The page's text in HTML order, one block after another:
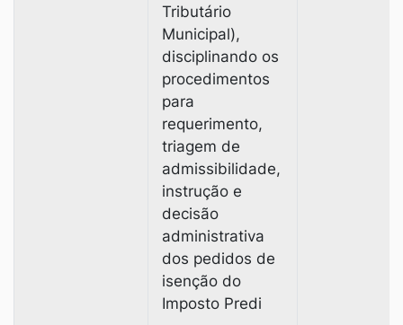
Tributário
Municipal),
disciplinando os
procedimentos
para
requerimento,
triagem de
admissibilidade,
instrução e
decisão
administrativa
dos pedidos de
isenção do
Imposto Predi